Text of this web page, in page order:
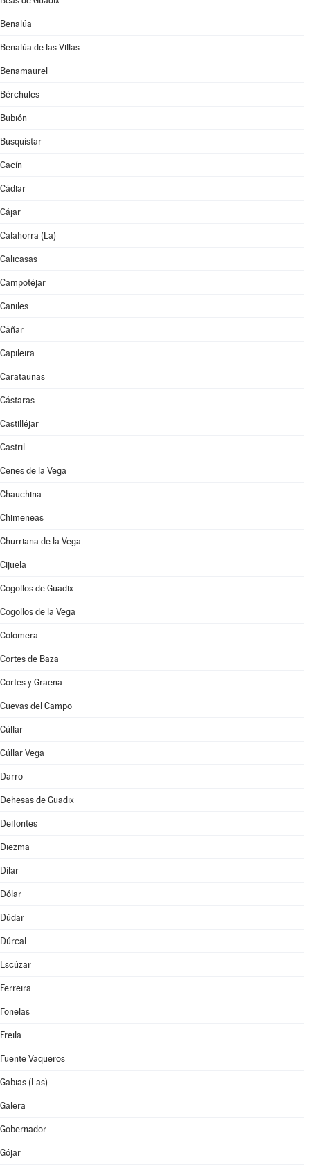
Benalúa
Benalúa de las Villas
Benamaurel
Bérchules
Bubión
Busquístar
Cacín
Cádiar
Cájar
Calahorra (La)
Calicasas
Campotéjar
Caniles
Cáñar
Capileira
Carataunas
Cástaras
Castilléjar
Castril
Cenes de la Vega
Chauchina
Chimeneas
Churriana de la Vega
Cijuela
Cogollos de Guadix
Cogollos de la Vega
Colomera
Cortes de Baza
Cortes y Graena
Cuevas del Campo
Cúllar
Cúllar Vega
Darro
Dehesas de Guadix
Deifontes
Diezma
Dílar
Dólar
Dúdar
Dúrcal
Escúzar
Ferreira
Fonelas
Freila
Fuente Vaqueros
Gabias (Las)
Galera
Gobernador
Gójar